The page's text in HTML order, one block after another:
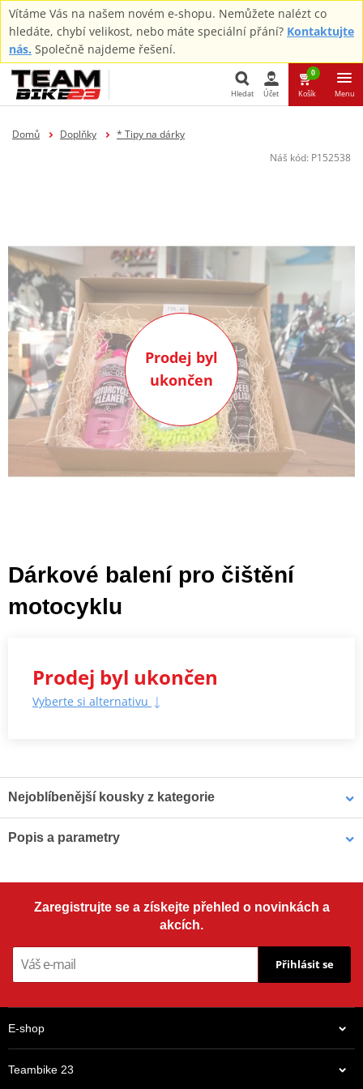
Vítáme Vás na našem novém e-shopu. Nemůžete nalézt co
hledáte, chybí velikost, nebo máte speciální přání? Kontaktujte
nás. Společně najdeme řešení.
Hledat Účet
0
Košík Menu
Domů Doplňky
* Tipy na dárky
Náš kód: P152538
Prodej byl
ukončen
Dárkové balení pro čištění
motocyklu
Prodej byl ukončen
Vyberte si alternativu
Nejoblíbenější kousky z kategorie
3 589 Kč
Popis a parametry
speed polish a samozřejmě nechybí mycí rukavice a utěrka pro
vyleštění vašeho motocyklu.
Zaregistrujte se a získejte přehled o novinkách a
akcích.
Přihlásit se
E-shop
Teambike 23